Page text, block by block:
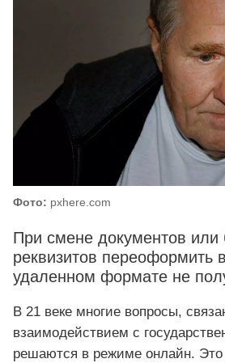
Фото: pxhere.com
При смене документов или
реквизитов переоформить
удаленном формате не
В 21 веке многие вопросы,
взаимодействием с
решаются в режиме онлайн. Это